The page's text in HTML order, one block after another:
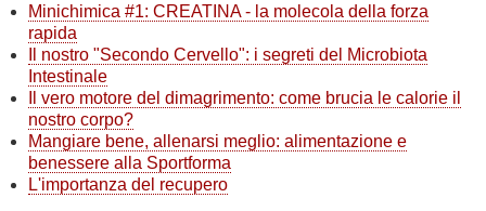
Minichimica #1: CREATINA - la molecola della forza
rapida
Il nostro "Secondo Cervello": i segreti del Microbiota
Intestinale
Il vero motore del dimagrimento: come brucia le calorie il
nostro corpo?
Mangiare bene, allenarsi meglio: alimentazione e
benessere alla Sportforma
L'importanza del recupero